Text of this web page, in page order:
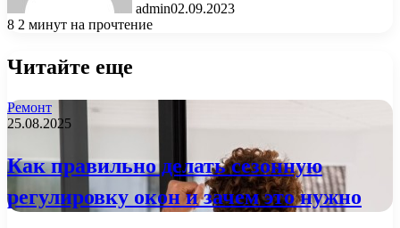
admin02.09.2023
8 2 минут на прочтение
Читайте еще
Ремонт
25.08.2025
Как правильно делать сезонную
регулировку окон и зачем это нужно